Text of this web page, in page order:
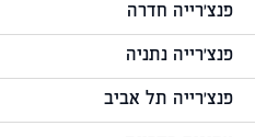
פנצ'רייה חדרה
פנצ'רייה נתניה
פנצ'רייה תל אביב